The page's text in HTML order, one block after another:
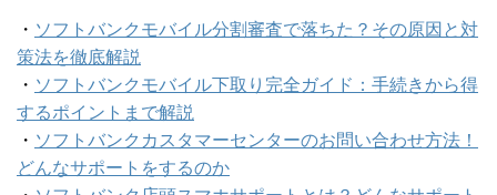
・ ソフトバンクモバイル分割審査で落ちた？その原因と対
策法を徹底解説
・ ソフトバンクモバイル下取り完全ガイド：手続きから得
するポイントまで解説
・ ソフトバンクカスタマーセンターのお問い合わせ方法！
どんなサポートをするのか